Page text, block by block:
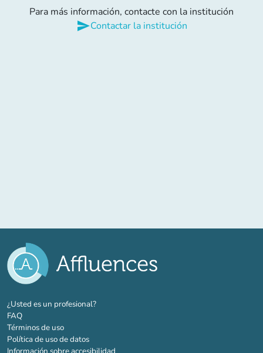
Para más información, contacte con la institución
sendContactar la institución
¿Usted es un profesional?(nueva pestaña)
FAQ
Términos de uso
Política de uso de datos